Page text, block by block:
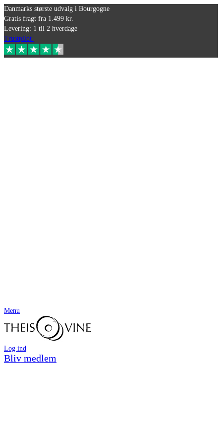
Danmarks største udvalg i Bourgogne
Gratis fragt fra 1.499 kr.
Levering: 1 til 2 hverdage
Trustpilot
Menu
Log ind
Bliv medlem